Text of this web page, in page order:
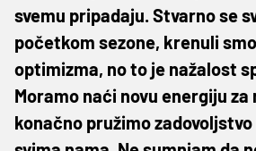
svemu pripadaju. Stvarno se
početkom sezone, krenuli
optimizma, no to je nažalost
Moramo naći novu energiju za
konačno pružimo